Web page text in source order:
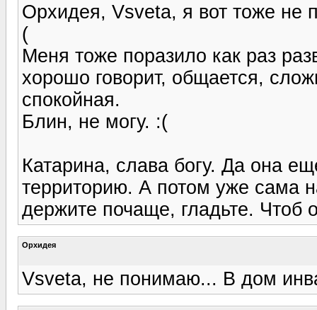
Орхидея, Vsveta, я вот тоже не
(
Меня тоже поразило как раз
хорошо говорит, общается,
спокойная.
Блин, не могу. :(
Катарина, слава богу. Да она
территорию. А потом уже сама
держите почаще, гладьте. Чтоб
Орхидея
Vsveta, не понимаю... В дом